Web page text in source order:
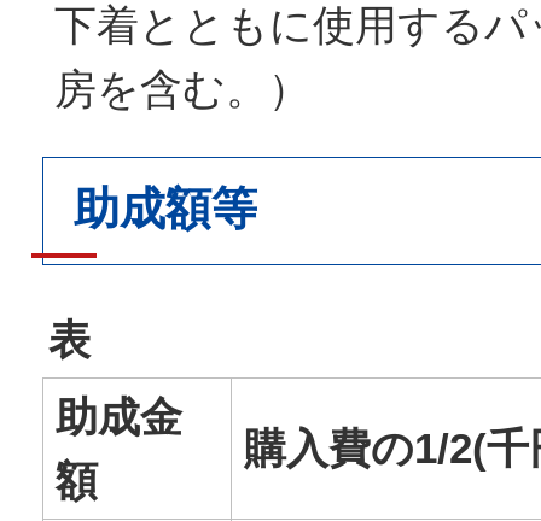
下着とともに使用する
房を含む。）
助成額等
表
助成金
額
購入費の1/2(